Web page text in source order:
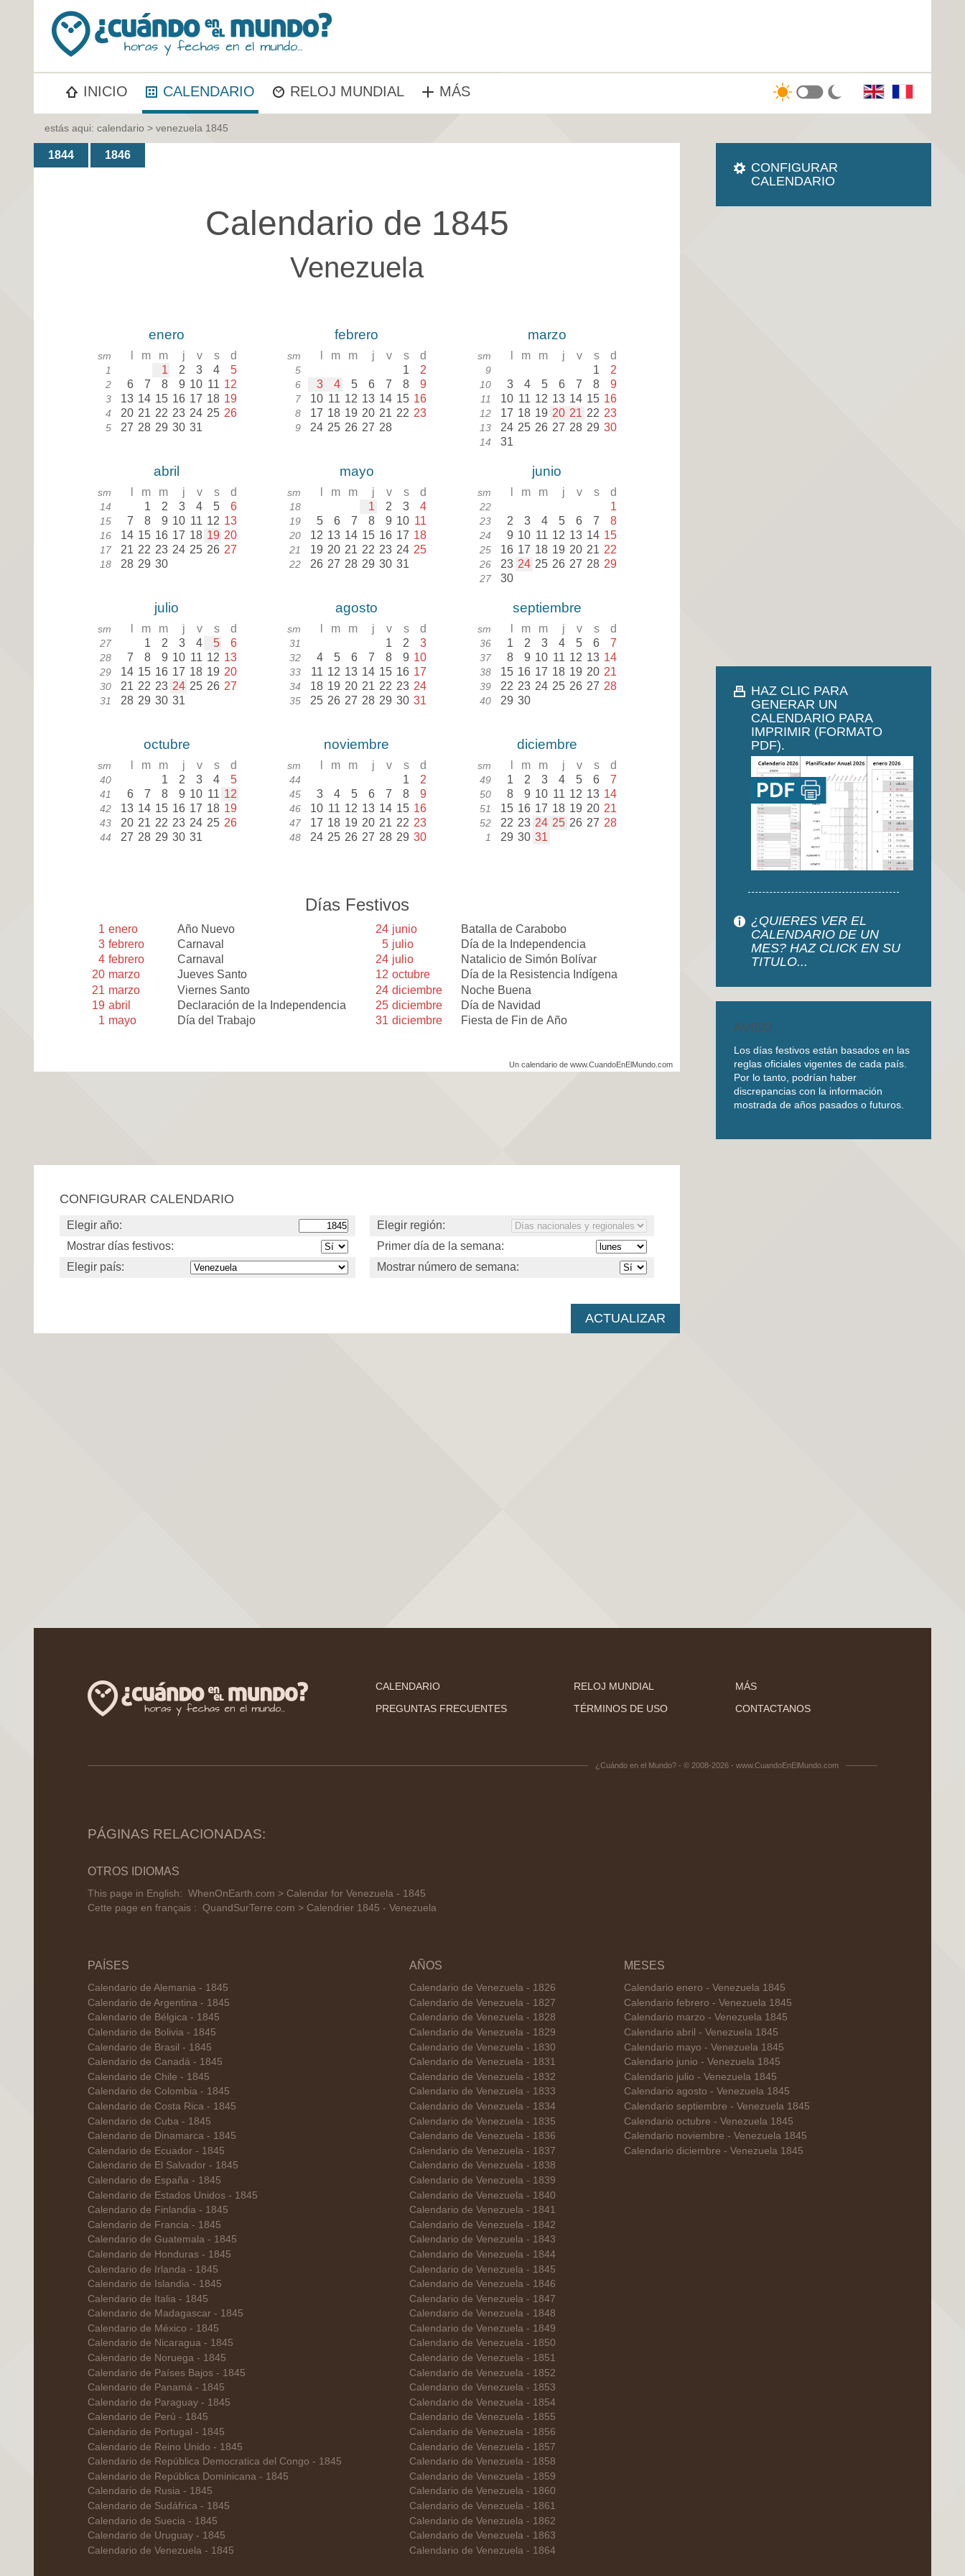
INICIO CALENDARIO RELOJ MUNDIAL MÁS
estás aqui: calendario > venezuela 1845
1844 1846
Calendario de 1845
Venezuela
enero
sm m m j v s d
1 1 2 3 4 5
2 6 7 8 9 10 11 12
3 13 14 15 16 17 18 19
4 20 21 22 23 24 25 26
5 27 28 29 30 31
febrero
sm m m j v s d
5 1 2
6 3 4 5 6 7 8 9
7 10 11 12 13 14 15 16
8 17 18 19 20 21 22 23
9 24 25 26 27 28
marzo
sm m m j v s d
9 1 2
10 3 4 5 6 7 8 9
11 10 11 12 13 14 15 16
12 17 18 19 20 21 22 23
13 24 25 26 27 28 29 30
14 31
abril
sm m m j v s d
14 1 2 3 4 5 6
15 7 8 9 10 11 12 13
16 14 15 16 17 18 19 20
17 21 22 23 24 25 26 27
18 28 29 30
mayo
sm m m j v s d
18 1 2 3 4
19 5 6 7 8 9 10 11
20 12 13 14 15 16 17 18
21 19 20 21 22 23 24 25
22 26 27 28 29 30 31
junio
sm m m j v s d
22 1
23 2 3 4 5 6 7 8
24 9 10 11 12 13 14 15
25 16 17 18 19 20 21 22
26 23 24 25 26 27 28 29
27 30
julio
sm m m j v s d
27 1 2 3 4 5 6
28 7 8 9 10 11 12 13
29 14 15 16 17 18 19 20
30 21 22 23 24 25 26 27
31 28 29 30 31
agosto
sm m m j v s d
31 1 2 3
32 4 5 6 7 8 9 10
33 11 12 13 14 15 16 17
34 18 19 20 21 22 23 24
35 25 26 27 28 29 30 31
septiembre
sm m m j v s d
36 1 2 3 4 5 6 7
37 8 9 10 11 12 13 14
38 15 16 17 18 19 20 21
39 22 23 24 25 26 27 28
40 29 30
octubre
sm m m j v s d
40 1 2 3 4 5
41 6 7 8 9 10 11 12
42 13 14 15 16 17 18 19
43 20 21 22 23 24 25 26
44 27 28 29 30 31
noviembre
sm m m j v s d
44 1 2
45 3 4 5 6 7 8 9
46 10 11 12 13 14 15 16
47 17 18 19 20 21 22 23
48 24 25 26 27 28 29 30
diciembre
sm m m j v s d
49 1 2 3 4 5 6 7
50 8 9 10 11 12 13 14
51 15 16 17 18 19 20 21
52 22 23 24 25 26 27 28
1 29 30 31
Días Festivos
1 enero
Año Nuevo
3 febrero
Carnaval
4 febrero
Carnaval
20 marzo
Jueves Santo
21 marzo
Viernes Santo
19 abril
Declaración de la Independencia
1 mayo Día del Trabajo
24 junio
Batalla de Carabobo
5 julio
Día de la Independencia
24 julio
Natalicio de Simón Bolívar
12 octubre
Día de la Resistencia Indígena
24 diciembre
Noche Buena
25 diciembre
Día de Navidad
31 diciembre Fiesta de Fin de Año
Un calendario de www.CuandoEnElMundo.com
CONFIGURAR CALENDARIO
Elegir año:
Mostrar días festivos:
Elegir país:
Elegir región:
Primer día de la semana:
Mostrar número de semana:
CONFIGURAR
CALENDARIO
HAZ CLIC PARA
GENERAR UN
CALENDARIO PARA
IMPRIMIR (FORMATO
PDF).
¿QUIERES VER EL
CALENDARIO DE UN
MES? HAZ CLICK EN SU
TITULO...
AVISO
Los días festivos están basados en las
reglas oficiales vigentes de cada país.
Por lo tanto, podrían haber
discrepancias con la información
mostrada de años pasados o futuros.
CALENDARIO RELOJ MUNDIAL
MÁS
PREGUNTAS FRECUENTES
TÉRMINOS DE USO CONTACTANOS
¿Cuándo en el Mundo? - © 2008-2026 - www.CuandoEnElMundo.com
PÁGINAS RELACIONADAS:
OTROS IDIOMAS
This page in English: WhenOnEarth.com > Calendar for Venezuela - 1845
Cette page en français : QuandSurTerre.com > Calendrier 1845 - Venezuela
PAÍSES
Calendario de Alemania - 1845
Calendario de Argentina - 1845
Calendario de Bélgica - 1845
Calendario de Bolivia - 1845
Calendario de Brasil - 1845
Calendario de Canadá - 1845
Calendario de Chile - 1845
Calendario de Colombia - 1845
Calendario de Costa Rica - 1845
Calendario de Cuba - 1845
Calendario de Dinamarca - 1845
Calendario de Ecuador - 1845
Calendario de El Salvador - 1845
Calendario de España - 1845
Calendario de Estados Unidos - 1845
Calendario de Finlandia - 1845
Calendario de Francia - 1845
Calendario de Guatemala - 1845
Calendario de Honduras - 1845
Calendario de Irlanda - 1845
Calendario de Islandia - 1845
Calendario de Italia - 1845
Calendario de Madagascar - 1845
Calendario de México - 1845
Calendario de Nicaragua - 1845
Calendario de Noruega - 1845
Calendario de Países Bajos - 1845
Calendario de Panamá - 1845
Calendario de Paraguay - 1845
Calendario de Perú - 1845
Calendario de Portugal - 1845
Calendario de Reino Unido - 1845
Calendario de República Democratica del Congo - 1845
Calendario de República Dominicana - 1845
Calendario de Rusia - 1845
Calendario de Sudáfrica - 1845
Calendario de Suecia - 1845
Calendario de Uruguay - 1845
Calendario de Venezuela - 1845
AÑOS
Calendario de Venezuela - 1826
Calendario de Venezuela - 1827
Calendario de Venezuela - 1828
Calendario de Venezuela - 1829
Calendario de Venezuela - 1830
Calendario de Venezuela - 1831
Calendario de Venezuela - 1832
Calendario de Venezuela - 1833
Calendario de Venezuela - 1834
Calendario de Venezuela - 1835
Calendario de Venezuela - 1836
Calendario de Venezuela - 1837
Calendario de Venezuela - 1838
Calendario de Venezuela - 1839
Calendario de Venezuela - 1840
Calendario de Venezuela - 1841
Calendario de Venezuela - 1842
Calendario de Venezuela - 1843
Calendario de Venezuela - 1844
Calendario de Venezuela - 1845
Calendario de Venezuela - 1846
Calendario de Venezuela - 1847
Calendario de Venezuela - 1848
Calendario de Venezuela - 1849
Calendario de Venezuela - 1850
Calendario de Venezuela - 1851
Calendario de Venezuela - 1852
Calendario de Venezuela - 1853
Calendario de Venezuela - 1854
Calendario de Venezuela - 1855
Calendario de Venezuela - 1856
Calendario de Venezuela - 1857
Calendario de Venezuela - 1858
Calendario de Venezuela - 1859
Calendario de Venezuela - 1860
Calendario de Venezuela - 1861
Calendario de Venezuela - 1862
Calendario de Venezuela - 1863
Calendario de Venezuela - 1864
MESES
Calendario enero - Venezuela 1845
Calendario febrero - Venezuela 1845
Calendario marzo - Venezuela 1845
Calendario abril - Venezuela 1845
Calendario mayo - Venezuela 1845
Calendario junio - Venezuela 1845
Calendario julio - Venezuela 1845
Calendario agosto - Venezuela 1845
Calendario septiembre - Venezuela 1845
Calendario octubre - Venezuela 1845
Calendario noviembre - Venezuela 1845
Calendario diciembre - Venezuela 1845